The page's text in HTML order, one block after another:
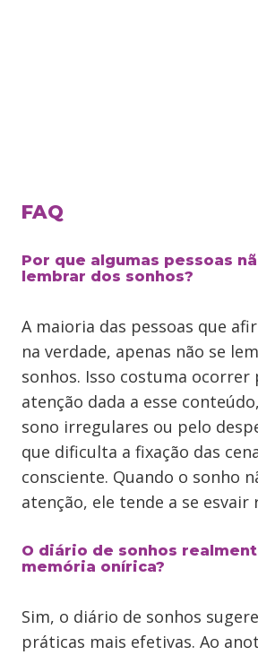
FAQ
Por que algumas pessoas
lembrar dos sonhos?
A maioria das pessoas que
na verdade, apenas não se
sonhos. Isso costuma ocorrer
atenção dada a esse
sono irregulares ou pelo
que dificulta a fixação das
consciente. Quando o sonho
atenção, ele tende a se esvair
O diário de sonhos
memória onírica?
Sim, o diário de sonhos
práticas mais efetivas. Ao